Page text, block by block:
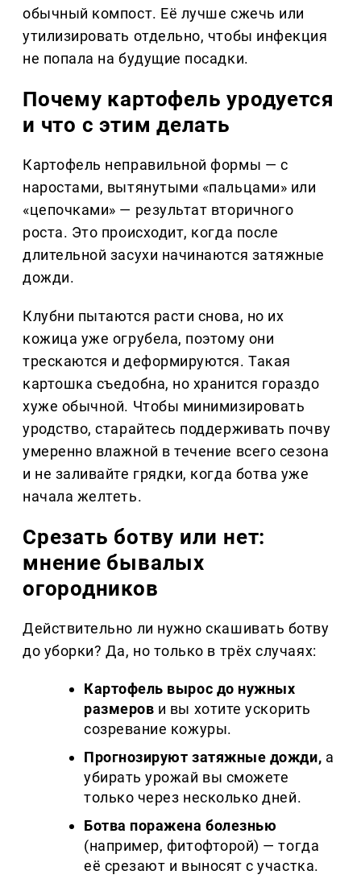
обычный компост. Её лучше сжечь или
утилизировать отдельно, чтобы инфекция
не попала на будущие посадки.
Почему картофель уродуется
и что с этим делать
Картофель неправильной формы — с
наростами, вытянутыми «пальцами» или
«цепочками» — результат вторичного
роста. Это происходит, когда после
длительной засухи начинаются затяжные
дожди.
Клубни пытаются расти снова, но их
кожица уже огрубела, поэтому они
трескаются и деформируются. Такая
картошка съедобна, но хранится гораздо
хуже обычной. Чтобы минимизировать
уродство, старайтесь поддерживать почву
умеренно влажной в течение всего сезона
и не заливайте грядки, когда ботва уже
начала желтеть.
Срезать ботву или нет:
мнение бывалых
огородников
Действительно ли нужно скашивать ботву
до уборки? Да, но только в трёх случаях:
Картофель вырос до нужных
размеров и вы хотите ускорить
созревание кожуры.
Прогнозируют затяжные дожди, а
убирать урожай вы сможете
только через несколько дней.
Ботва поражена болезнью
(например, фитофторой) — тогда
её срезают и выносят с участка.